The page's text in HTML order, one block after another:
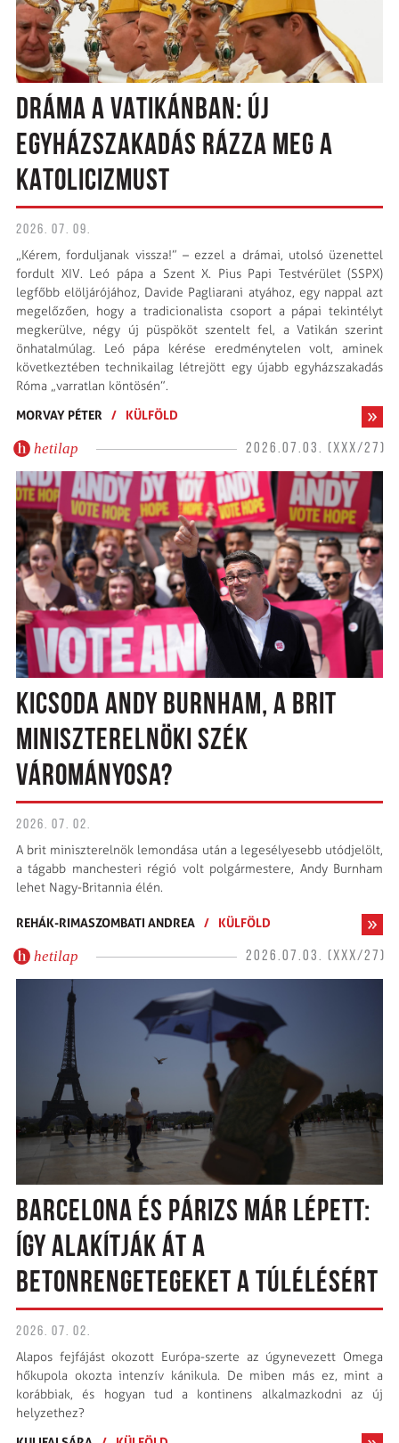
DRÁMA A VATIKÁNBAN: ÚJ
EGYHÁZSZAKADÁS RÁZZA MEG A
KATOLICIZMUST
2026. 07. 09.
„Kérem, forduljanak vissza!” – ezzel a drámai, utolsó üzenettel
fordult XIV. Leó pápa a Szent X. Pius Papi Testvérület (SSPX)
legfőbb elöljárójához, Davide Pagliarani atyához, egy nappal azt
megelőzően, hogy a tradicionalista csoport a pápai tekintélyt
megkerülve, négy új püspököt szentelt fel, a Vatikán szerint
önhatalmúlag. Leó pápa kérése eredménytelen volt, aminek
következtében technikailag létrejött egy újabb egyházszakadás
Róma „varratlan köntösén”.
MORVAY PÉTER
/ KÜLFÖLD
hetilap 2026.07.03. (XXX/27)
KICSODA ANDY BURNHAM, A BRIT
MINISZTERELNÖKI SZÉK
VÁROMÁNYOSA?
2026. 07. 02.
A brit miniszterelnök lemondása után a leg­esélyesebb utódjelölt,
a tágabb manchesteri régió volt polgármestere, Andy Burnham
lehet Nagy-Britannia élén.
REHÁK-RIMASZOMBATI ANDREA / KÜLFÖLD
hetilap 2026.07.03. (XXX/27)
BARCELONA ÉS PÁRIZS MÁR LÉPETT:
ÍGY ALAKÍTJÁK ÁT A
BETONRENGETEGEKET A TÚLÉLÉSÉRT
2026. 07. 02.
Alapos fejfájást okozott Európa-szerte az úgynevezett Omega
hőkupola okozta intenzív kánikula. De miben más ez, mint a
korábbiak, és hogyan tud a kontinens alkalmazkodni az új
helyzethez?